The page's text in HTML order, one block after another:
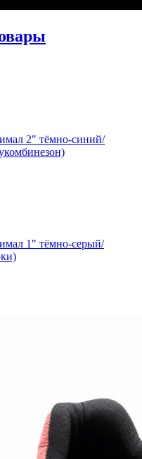
2" тёмно-синий/
1" тёмно-серый/